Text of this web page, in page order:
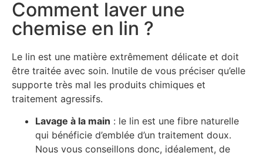
Comment laver une
chemise en lin ?
Le lin est une matière extrêmement délicate et doit
être traitée avec soin. Inutile de vous préciser qu’elle
supporte très mal les produits chimiques et
traitement agressifs.
Lavage à la main : le lin est une fibre naturelle
qui bénéficie d’emblée d’un traitement doux.
Nous vous conseillons donc, idéalement, de